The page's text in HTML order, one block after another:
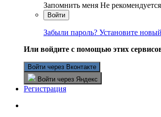
Запомнить меня Не
Войти
Забыли пароль? Установите новый
Или войдите с помощью этих
Войти через Вконтакте
Войти через Яндекс
Регистрация